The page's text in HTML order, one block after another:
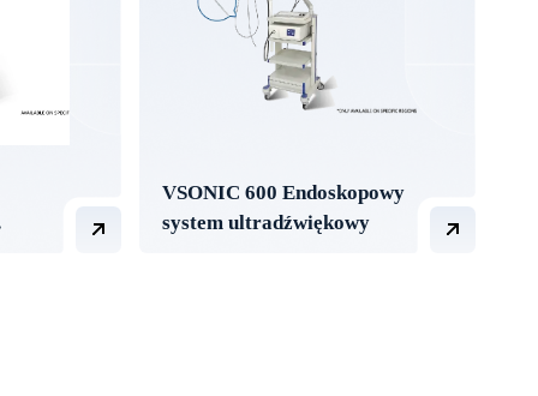
VSONIC 600 Endoskopowy
system ultradźwiękowy